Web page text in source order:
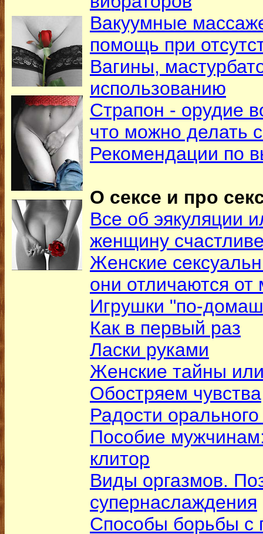
Вакуумные
помощь при
Вагины,
использованию
Страпон - орудие
что можно делать
Рекомендации по
О сексе и про
Все об эякуляции
женщину
Женские
они отличаются от
Игрушки "по-
Как в первый раз
Ласки руками
Женские тайны
Обостряем чувства
Радости орального
Пособие
клитор
Виды оргазмов.
супернаслаждения
Способы борьбы с